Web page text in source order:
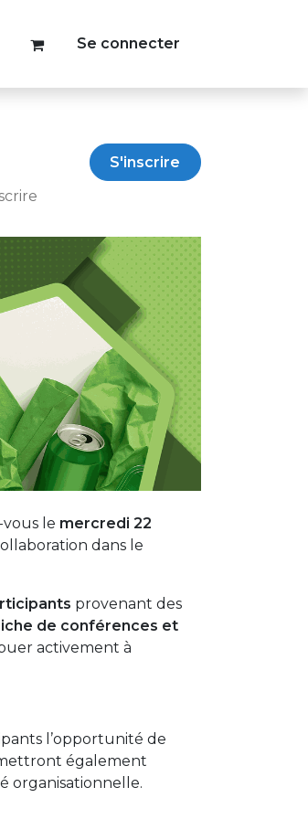
Se connecter
S'inscrire
le mercredi 22
dans le
provenant des
de conférences et
activement à
l’opportunité de
également
organisationnelle.